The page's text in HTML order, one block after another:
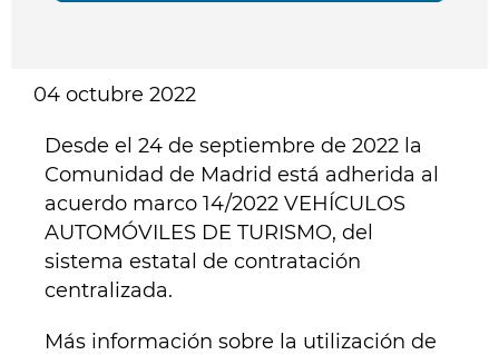
04 octubre 2022
Desde el 24 de septiembre de 2022 la
Comunidad de Madrid está adherida al
acuerdo marco 14/2022 VEHÍCULOS
AUTOMÓVILES DE TURISMO, del
sistema estatal de contratación
centralizada.
Más información sobre la utilización de